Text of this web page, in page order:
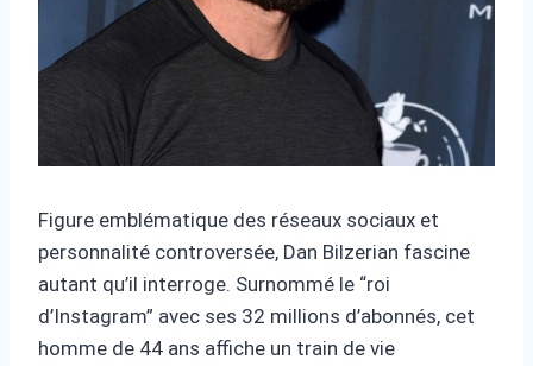
Figure emblématique des réseaux sociaux et
personnalité controversée, Dan Bilzerian fascine
autant qu’il interroge. Surnommé le “roi
d’Instagram” avec ses 32 millions d’abonnés, cet
homme de 44 ans affiche un train de vie